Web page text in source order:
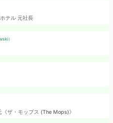
テル 元社長
）
《ザ・モップス (The Mops)》